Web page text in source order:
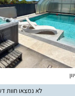
לא נמצאו חוות